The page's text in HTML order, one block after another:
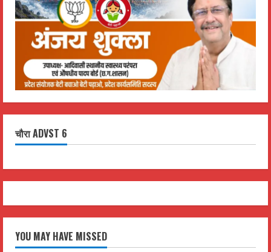
चौरा ADVST 6
YOU MAY HAVE MISSED